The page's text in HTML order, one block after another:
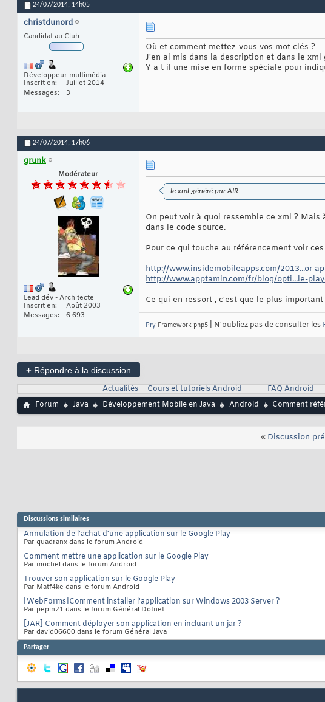
24/07/2014, 14h05
christdunord
Candidat au Club
Développeur multimédia
Inscrit en
Juillet 2014
Messages
3
Où et comment mettez-vous vos mot clés ?
J'en ai mis dans la description et dans le xml
Y a t il une mise en forme spéciale pour
24/07/2014, 17h06
grunk
Modérateur
Lead dév - Architecte
Inscrit en
Août 2003
Messages
6 693
le xml généré par AIR
On peut voir à quoi ressemble ce xml ?
dans le code source.
Pour ce qui touche au référencement voir
http://www.insidemobileapps.com/2013...or-
http://www.apptamin.com/fr/blog/opti...le-
Ce qui en ressort , c'est que le plus
Pry Framework php5 | N'oubliez pas de consulter les
+ Répondre à la discussion
Actualités
Cours et tutoriels Android FAQ Android
Forum
Java Développement Mobile en Java Android Comment
« Discussion
Discussions similaires
Annulation de l'achat d'une application sur le Google Play
Par quadranx dans le forum Android
Comment mettre une application sur le Google Play
Par mochel dans le forum Android
Trouver son application sur le Google Play
Par Matf4ke dans le forum Android
[WebForms]Comment installer l'application sur Windows 2003 Server ?
Par pepin21 dans le forum Général Dotnet
[JAR] Comment déployer son application en incluant un jar ?
Par david06600 dans le forum Général Java
Partager